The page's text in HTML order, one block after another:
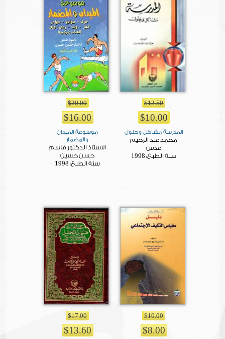
$12.50
$10.00
المدرسة مشاكل وحلول
محمد عبد الرحيم
عدس
سنة الطبع: 1998
$20.00
$16.00
موسوعة الميدان
والمضمار
الاستاذ الدكتور قاسم
حسن حسين
سنة الطبع: 1998
$10.00
$8.00
$17.00
$13.60